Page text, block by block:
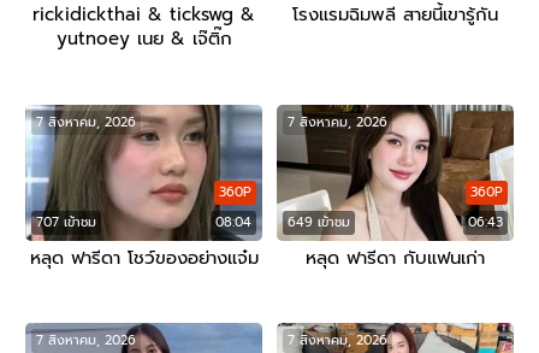
rickidickthai & tickswg &
yutnoey เนย & เจ๊ติ๊ก
โรงแรมฉิมพลี สายนี้เขารู้กัน
707 เข้าชม 08:04
360P
7 สิงหาคม, 2026
หลุด ฟารีดา โชว์ของอย่างแจ๋ม
649 เข้าชม 06:43
360P
7 สิงหาคม, 2026
หลุด ฟารีดา กับแฟนเก่า
7 สิงหาคม, 2026 7 สิงหาคม, 2026